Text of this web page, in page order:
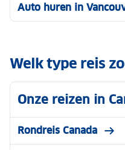
Auto huren in
Welk type reis
Onze reizen in
Rondreis Canada